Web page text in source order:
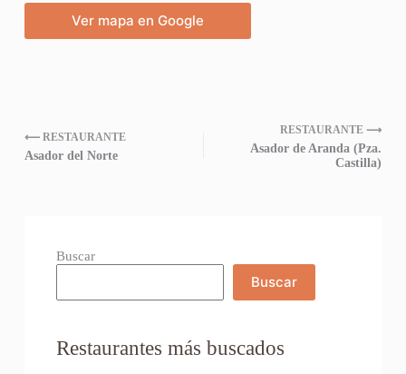
Ver mapa en Google
⟵ RESTAURANTE
Asador del Norte
RESTAURANTE ⟶
Asador de Aranda (Pza.
Castilla)
Buscar
Buscar
Restaurantes más buscados